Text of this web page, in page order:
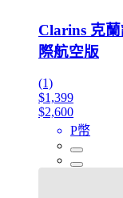
Clarins 克
際航空版
(1)
$1,399
$2,600
P幣